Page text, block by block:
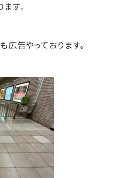
す。
告やっております。